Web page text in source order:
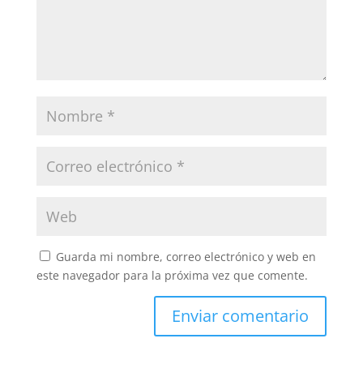
Guarda mi nombre, correo electrónico y web en
este navegador para la próxima vez que comente.